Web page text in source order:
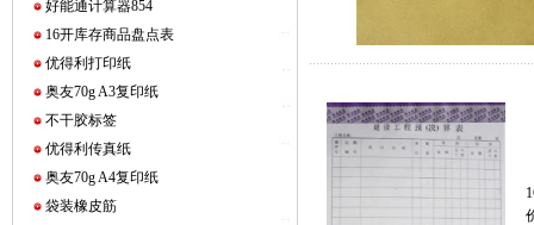
好能通计算器854
16开库存商品盘点表
优得利打印纸
奥友70g A3复印纸
不干胶标签
优得利传真纸
奥友70g A4复印纸
袋装橡皮筋